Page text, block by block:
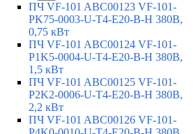
ПЧ VF-101 ABC00123 VF-101-
PK75-0003-U-T4-E20-B-H 380В,
0,75 кВт
ПЧ VF-101 ABC00124 VF-101-
P1K5-0004-U-T4-E20-B-H 380В,
1,5 кВт
ПЧ VF-101 ABC00125 VF-101-
P2K2-0006-U-T4-E20-B-H 380В,
2,2 кВт
ПЧ VF-101 ABC00126 VF-101-